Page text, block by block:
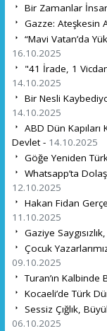
Bir Zamanlar
Gazze: Ateşkesin
“Mavi Vatan’da
16.10.2025
"41 İrade, 1
14.10.2025
Bir Nesli
14.10.2025
ABD Dün
Devlet - 14.10.2025
Göğe Yeniden
Whatsapp’ta
12.10.2025
Hakan Fidan
11.10.2025
Gaziye
Çocuk
09.10.2025
Turan’ın Kalbinde
Kocaeli’de Türk
Sessiz Çığlık,
06.10.2025